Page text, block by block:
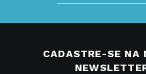
CADASTRE-SE NA